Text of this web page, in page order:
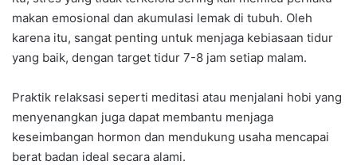
makan emosional dan akumulasi lemak di tubuh. Oleh
karena itu, sangat penting untuk menjaga kebiasaan tidur
yang baik, dengan target tidur 7-8 jam setiap malam.
Praktik relaksasi seperti meditasi atau menjalani hobi yang
menyenangkan juga dapat membantu menjaga
keseimbangan hormon dan mendukung usaha mencapai
berat badan ideal secara alami.